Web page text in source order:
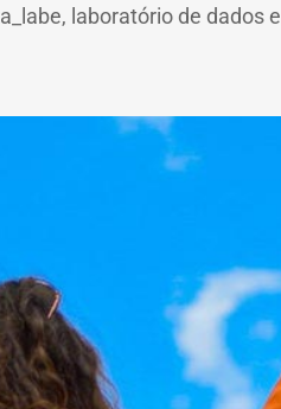
laboratório de